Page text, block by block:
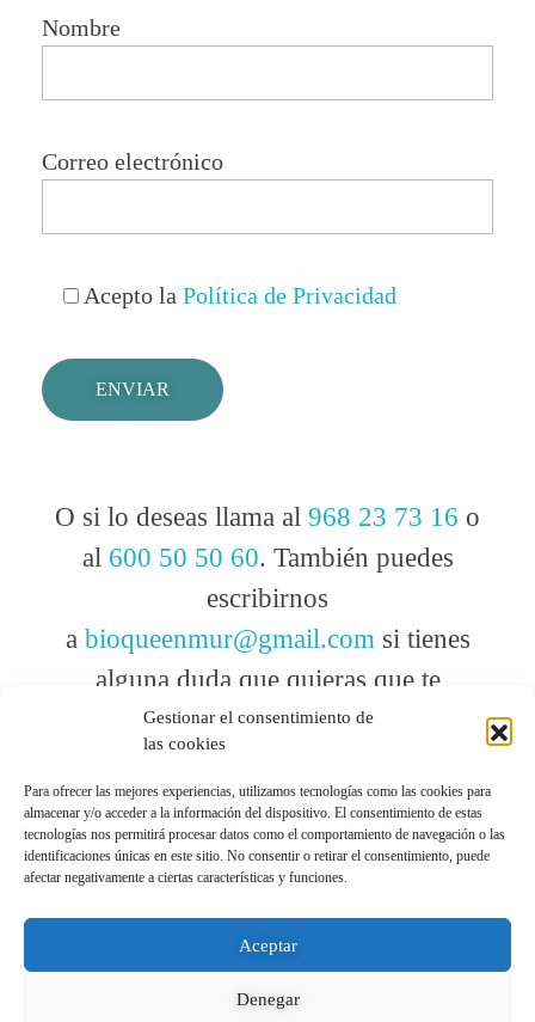
Gestionar el consentimiento de
las cookies
Para ofrecer las mejores experiencias, utilizamos tecnologías como las cookies para
almacenar y/o acceder a la información del dispositivo. El consentimiento de estas
tecnologías nos permitirá procesar datos como el comportamiento de navegación o las
identificaciones únicas en este sitio. No consentir o retirar el consentimiento, puede
afectar negativamente a ciertas características y funciones.
Aceptar
Denegar
Nombre
Correo electrónico
Acepto la Política de Privacidad
O si lo deseas llama al 968 23 73 16 o
al 600 50 50 60. También puedes
escribirnos
a bioqueenmur@gmail.com si tienes
alguna duda que quieras que te
resolvamos.
© 2026 Activemur. Todos los derechos reservados